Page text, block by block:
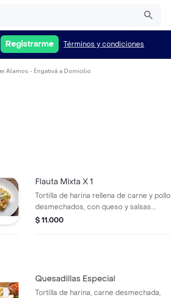
Registrarme Términos y condiciones
Alamos - Engativá a Domicilio
Flauta Mixta X 1
Tortilla de harina rellena de carne y pollo
desmechados, con queso y salsas.
Incluye guarnición de ensalada.
$ 11.000
Quesadillas Especial
Tortilla de harina, carne desmechada,